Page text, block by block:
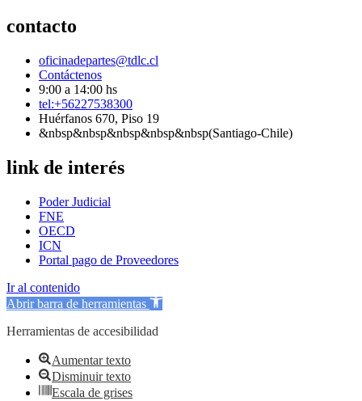
contacto
oficinadepartes@tdlc.cl
Contáctenos
9:00 a 14:00 hs
tel:+56227538300
Huérfanos 670, Piso 19
&nbsp&nbsp&nbsp&nbsp&nbsp(Santiago-Chile)
link de interés
Poder Judicial
FNE
OECD
ICN
Portal pago de Proveedores
Ir al contenido
Abrir barra de herramientas
Herramientas de accesibilidad
Aumentar texto
Disminuir texto
Escala de grises